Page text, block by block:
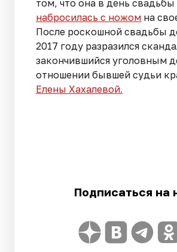
том, что она в день свадьбы
набросилась с ножом на
После роскошной свадьбы
2017 году разразился
закончившийся уголовным
отношении бывшей судьи
Елены Хахалевой.
Подписаться на